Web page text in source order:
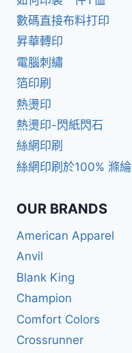
數碼直接布料打印
昇華轉印
電腦刺繡
箔印刷
熱燙印
熱燙印-閃紙閃石
絲網印刷
絲網印刷於100% 滌綸
OUR BRANDS
American Apparel
Anvil
Blank King
Champion
Comfort Colors
Crossrunner